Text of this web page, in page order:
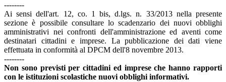
--------
Ai sensi dell'art. 12, co. 1 bis, d.lgs. n. 33/2013 nella presente
sezione è possibile consultare lo scadenzario dei nuovi obblighi
amministrativi nei confronti dell'amministrazione ed aventi come
destinatari cittadini e imprese. La pubblicazione dei dati viene
effettuata in conformità al DPCM dell'8 novembre 2013.
--------
Non sono previsti per cittadini ed imprese che hanno rapporti
con le istituzioni scolastiche nuovi obblighi informativi.